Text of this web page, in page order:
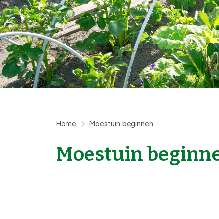
Home Moestuin beginnen
Moestuin